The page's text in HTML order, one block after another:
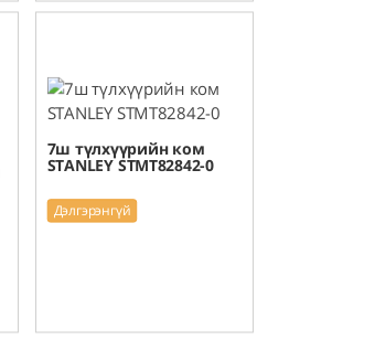
7ш түлхүүрийн ком
STANLEY STMT82842-0
Дэлгэрэнгүй